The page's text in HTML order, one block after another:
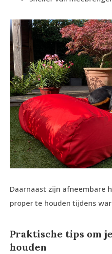
Daarnaast zijn afneembare
proper te houden tijdens
Praktische tips om
houden